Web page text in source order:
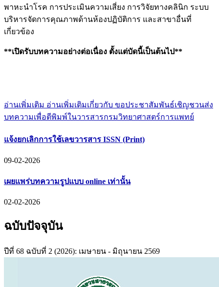
พาหะนำโรค การประเมินความเสี่ยง การวิจัยทางคลินิก ระบบ
บริหารจัดการคุณภาพด้านห้องปฏิบัติการ และสาขาอื่นที่
เกี่ยวข้อง
**เปิดรับบทความอย่างต่อเนื่อง ตั้งแต่บัดนี้เป็นต้นไป**
อ่านเพิ่มเติม อ่านเพิ่มเติมเกี่ยวกับ ขอประชาสัมพันธ์เชิญชวนส่ง
บทความเพื่อตีพิมพ์ในวารสารกรมวิทยาศาสตร์การแพทย์
แจ้งยกเลิกการใช้เลขวารสาร ISSN (Print)
09-02-2026
เผยแพร่บทความรูปแบบ online เท่านั้น
02-02-2026
ฉบับปัจจุบัน
ปีที่ 68 ฉบับที่ 2 (2026): เมษายน - มิถุนายน 2569